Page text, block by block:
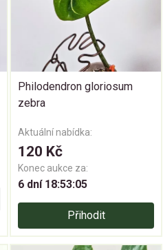
Philodendron gloriosum
zebra
Aktuální nabídka:
120 Kč
Konec aukce za:
6 dní 18:53:04
Přihodit